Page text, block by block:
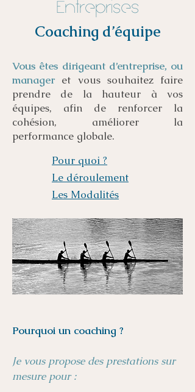
Entreprises
Coaching d’équipe
Vous êtes dirigeant d’entreprise, ou
manager et vous souhaitez faire
prendre de la hauteur à vos
équipes, afin de renforcer la
cohésion, améliorer la
performance globale.
Pour quoi ?
Le déroulement
Les Modalités
Pourquoi un coaching ?
Je vous propose des prestations sur
mesure pour :